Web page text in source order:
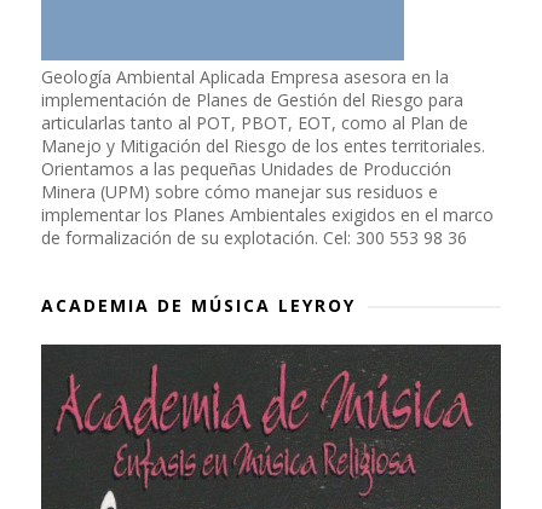
Geología Ambiental Aplicada Empresa asesora en la
implementación de Planes de Gestión del Riesgo para
articularlas tanto al POT, PBOT, EOT, como al Plan de
Manejo y Mitigación del Riesgo de los entes territoriales.
Orientamos a las pequeñas Unidades de Producción
Minera (UPM) sobre cómo manejar sus residuos e
implementar los Planes Ambientales exigidos en el marco
de formalización de su explotación. Cel: 300 553 98 36
ACADEMIA DE MÚSICA LEYROY